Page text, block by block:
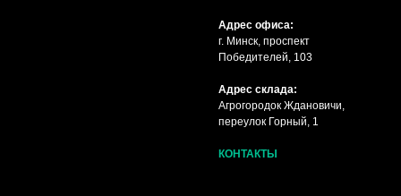
Адрес офиса:
г. Минск, проспект
Победителей, 103
Адрес склада:
Агрогородок Ждановичи,
переулок Горный, 1
КОНТАКТЫ